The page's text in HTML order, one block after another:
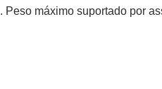
máximo suportado por